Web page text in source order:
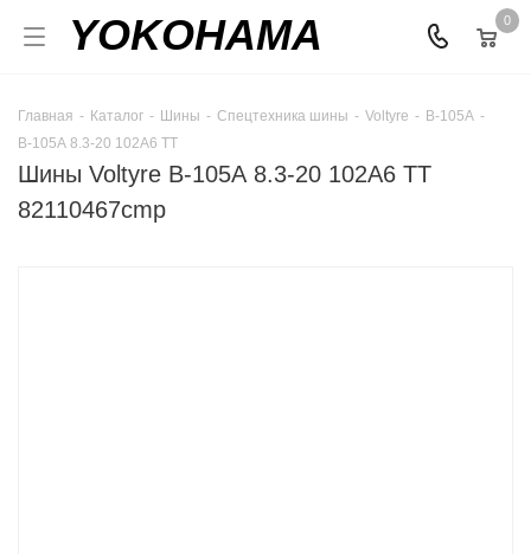
YOKOHAMA 0
Главная - Каталог - Шины - Спецтехника шины - Voltyre - В-105А -
В-105А 8.3-20 102A6 TT
Шины Voltyre В-105А 8.3-20 102A6 TT
82110467cmp